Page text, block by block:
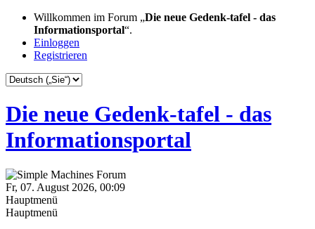
Willkommen im Forum „Die neue Gedenk-tafel - das
Informationsportal“.
Einloggen
Registrieren
Die neue Gedenk-tafel - das
Informationsportal
Fr, 07. August 2026, 00:09
Hauptmenü
Hauptmenü